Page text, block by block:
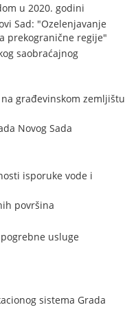
u 2020. godini
Sad: "Ozelenjavanje
prekogranične regije"
saobraćajnog
građevinskom zemljištu
Novog Sada
isporuke vode i
površina
usluge
sistema Grada